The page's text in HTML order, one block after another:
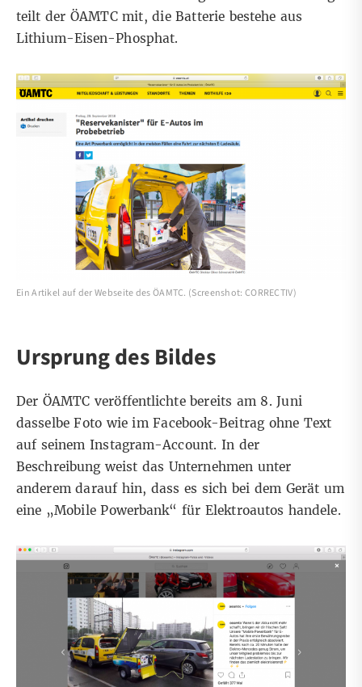
teilt der ÖAMTC mit, die Batterie bestehe aus
Lithium-Eisen-Phosphat.
Ein Artikel auf der Webseite des ÖAMTC. (Screenshot: CORRECTIV)
Ursprung des Bildes
Der ÖAMTC veröffentlichte bereits am 8. Juni
dasselbe Foto wie im Facebook-Beitrag ohne Text
auf seinem Instagram-Account. In der
Beschreibung weist das Unternehmen unter
anderem darauf hin, dass es sich bei dem Gerät um
eine „Mobile Powerbank“ für Elektroautos handele.